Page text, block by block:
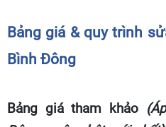
Bảng giá & quy trình
Bình Đông
Bảng giá tham khảo